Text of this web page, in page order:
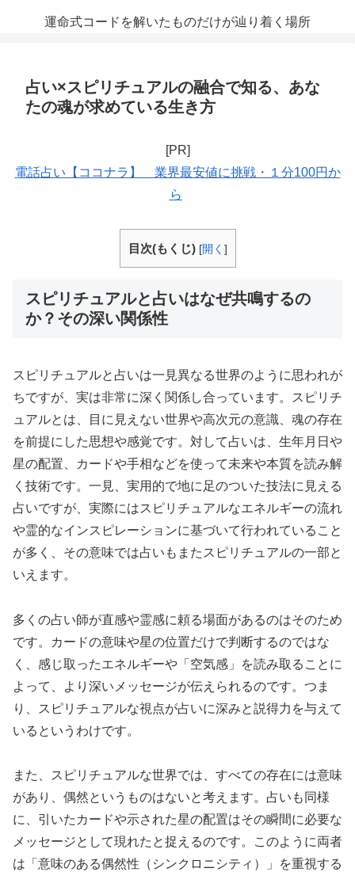
運命式コードを解いたものだけが辿り着く場所
占い×スピリチュアルの融合で知る、あな
たの魂が求めている生き方
[PR]
電話占い【ココナラ】 業界最安値に挑戦・１分100円か
ら
目次(もくじ) [開く ]
スピリチュアルと占いはなぜ共鳴するの
か？その深い関係性
スピリチュアルと占いは一見異なる世界のように思われが
ちですが、実は非常に深く関係し合っています。スピリチ
ュアルとは、目に見えない世界や高次元の意識、魂の存在
を前提にした思想や感覚です。対して占いは、生年月日や
星の配置、カードや手相などを使って未来や本質を読み解
く技術です。一見、実用的で地に足のついた技法に見える
占いですが、実際にはスピリチュアルなエネルギーの流れ
や霊的なインスピレーションに基づいて行われていること
が多く、その意味では占いもまたスピリチュアルの一部と
いえます。
多くの占い師が直感や霊感に頼る場面があるのはそのため
です。カードの意味や星の位置だけで判断するのではな
く、感じ取ったエネルギーや「空気感」を読み取ることに
よって、より深いメッセージが伝えられるのです。つま
り、スピリチュアルな視点が占いに深みと説得力を与えて
いるというわけです。
また、スピリチュアルな世界では、すべての存在には意味
があり、偶然というものはないと考えます。占いも同様
に、引いたカードや示された星の配置はその瞬間に必要な
メッセージとして現れたと捉えるのです。このように両者
は「意味のある偶然性（シンクロニシティ）」を重視する